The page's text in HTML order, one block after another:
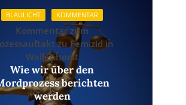
BLAULICHT KOMMENTAR
Kommentar zum
zu Femizid in
Wallenhorst
Wie wir über den
berichten
werden